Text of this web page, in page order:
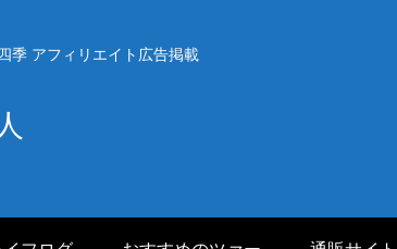
季 アフィリエイト広告掲載